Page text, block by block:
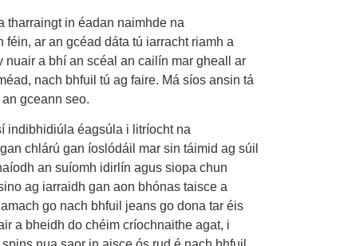
tharraingt in éadan naimhde na
ar an gcéad dáta tú iarracht riamh a
a bhí an scéal an cailín mar gheall ar
nach bhfuil tú ag faire. Má síos ansin tá
gceann seo.
indibhidiúla éagsúla i litríocht na
chlárú gan íoslódáil mar sin táimid ag súil
an suíomh idirlín agus siopa chun
ag iarraidh gan aon bhónas taisce a
go nach bhfuil jeans go dona tar éis
a bheidh do chéim críochnaithe agat, i